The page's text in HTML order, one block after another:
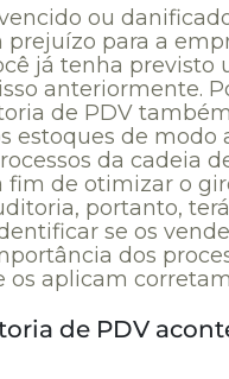
ou
para a
já tenha previsto
anteriormente.
de PDV
estoques de modo
da cadeia
fim de otimizar o
portanto,
se os
dos
os aplicam
de PDV